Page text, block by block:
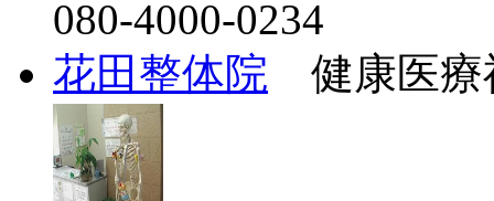
080-4000-0234
花田整体院 健康医療